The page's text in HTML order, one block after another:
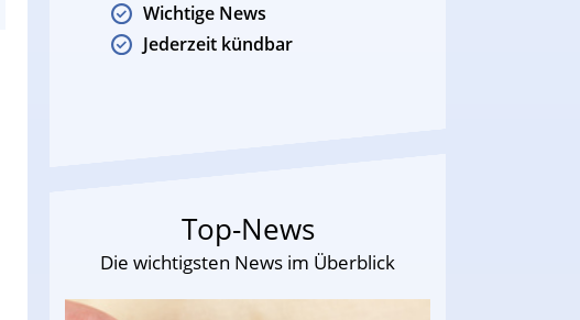
Wichtige News
Jederzeit kündbar
Top-News
Die wichtigsten News im Überblick